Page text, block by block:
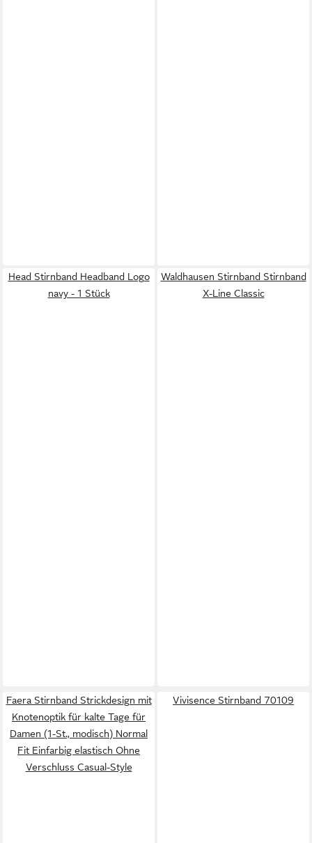
Head Stirnband Headband Logo
navy - 1 Stück
Waldhausen Stirnband Stirnband
X-Line Classic
Faera Stirnband Strickdesign mit
Knotenoptik für kalte Tage für
Damen (1-St., modisch) Normal
Fit Einfarbig elastisch Ohne
Verschluss Casual-Style
Vivisence Stirnband 70109